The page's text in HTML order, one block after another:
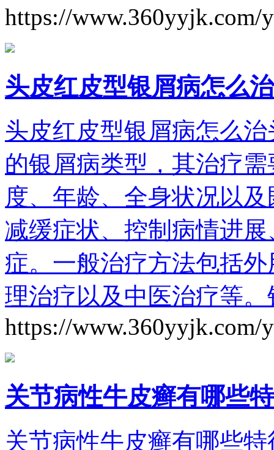
https://www.360yyjk.com/
头皮红皮型银屑病怎么治
头皮红皮型银屑病怎么
的银屑病类型，其治疗
度、年龄、全身状况以
减缓症状、控制病情进
症。一般治疗方法包括
理治疗以及中医治疗等
https://www.360yyjk.com/
关节病性牛皮癣有哪些
关节病性牛皮癣有哪些